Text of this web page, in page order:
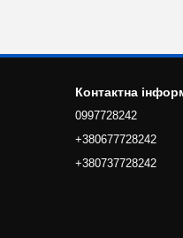
Контактна
0997728242
+380677728242
+380737728242